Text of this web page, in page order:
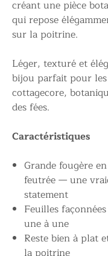
créant une pièce
qui repose
sur la poitrine.
Léger, texturé et
bijou parfait pour
cottagecore,
des fées.
Caractéristiques
Grande fougère
feutrée — une
statement
Feuilles
une à une
Reste bien à plat